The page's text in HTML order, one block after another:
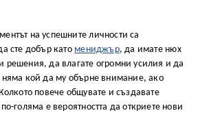
на успешните личности са
сте добър като мениджър, да имате нюх
решения, да влагате огромни усилия и да
няма кой да му обърне внимание, ако
повече общувате и създавате
голяма е вероятността да откриете нови